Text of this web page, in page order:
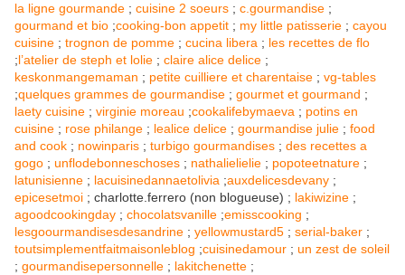
la ligne gourmande ; cuisine 2 soeurs ; c.gourmandise ;
gourmand et bio ;cooking-bon appetit ; my little patisserie ; cayou
cuisine ; trognon de pomme ; cucina libera ; les recettes de flo
;l’atelier de steph et lolie ; claire alice delice ;
keskonmangemaman ; petite cuilliere et charentaise ; vg-tables
;quelques grammes de gourmandise ; gourmet et gourmand ;
laety cuisine ; virginie moreau ;cookalifebymaeva ; potins en
cuisine ; rose philange ; lealice delice ; gourmandise julie ; food
and cook ; nowinparis ; turbigo gourmandises ; des recettes a
gogo ; unflodebonneschoses ; nathalielielie ; popoteetnature ;
latunisienne ; lacuisinedannaetolivia ;auxdelicesdevany ;
epicesetmoi ; charlotte.ferrero (non blogueuse) ; lakiwizine ;
agoodcookingday ; chocolatsvanille ;emisscooking ;
lesgoourmandisesdesandrine ; yellowmustard5 ; serial-baker ;
toutsimplementfaitmaisonleblog ;cuisinedamour ; un zest de soleil
; gourmandisepersonnelle ; lakitchenette ;